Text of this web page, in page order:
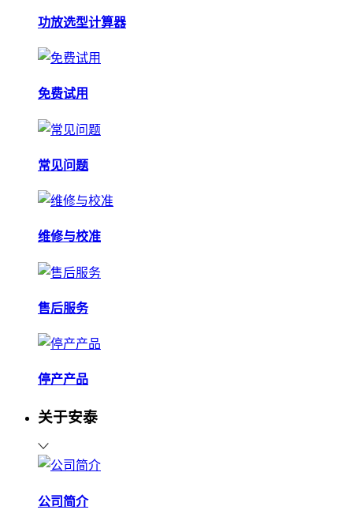
功放选型计算器
免费试用
常见问题
维修与校准
售后服务
停产产品
关于安泰
公司简介